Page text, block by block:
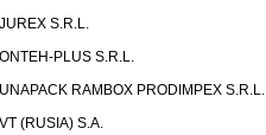
S.R.L.
PLUS S.R.L.
RAMBOX PRODIMPEX S.R.L.
(RUSIA) S.A.